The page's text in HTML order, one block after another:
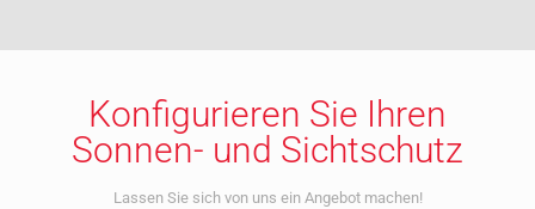
Konfigurieren Sie Ihren
Sonnen- und Sichtschutz
Lassen Sie sich von uns ein Angebot machen!